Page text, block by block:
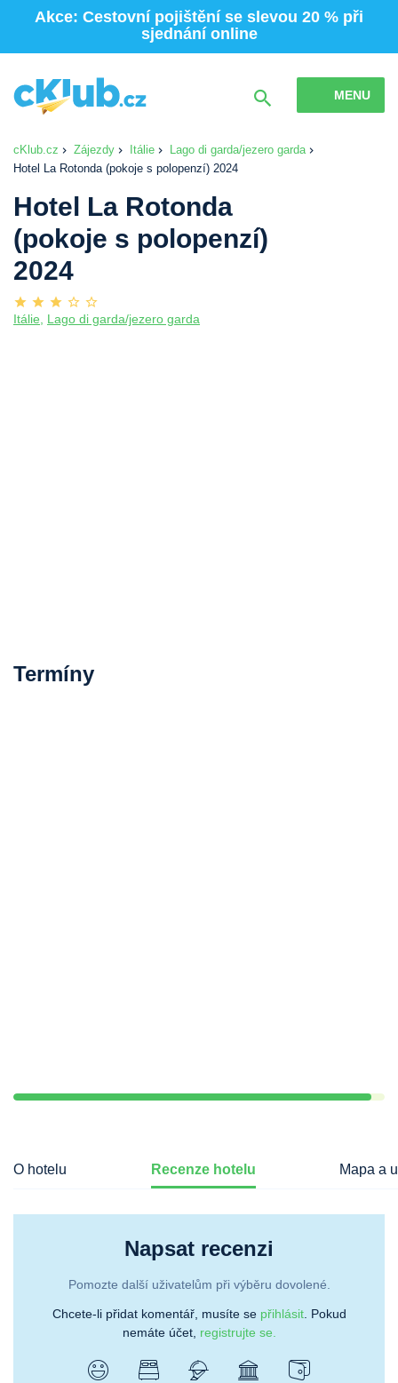
Akce: Cestovní pojištění se slevou 20 % při
sjednání online
MENU
cKlub.cz Zájezdy Itálie
Lago di garda/jezero garda
Hotel La Rotonda (pokoje s polopenzí) 2024
Hotel La Rotonda
(pokoje s polopenzí)
2024
Itálie, Lago di garda/jezero garda
Termíny
O hotelu Recenze hotelu Mapa a
Napsat recenzi
Pomozte další uživatelům při výběru dovolené.
Chcete-li přidat komentář, musíte se přihlásit. Pokud
nemáte účet, registrujte se.